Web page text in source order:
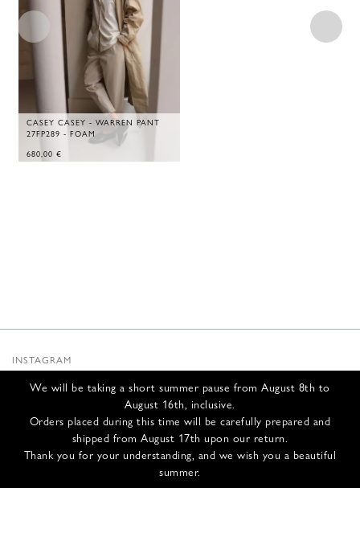
We will be taking a short summer pause from August 8th to
August 16th, inclusive.
Orders placed during this time will be carefully prepared and
shipped from August 17th upon our return.
Thank you for your understanding, and we wish you a beautiful
summer.
CASEY CASEY - WARREN PANT
27FP289 - FOAM
680,00 €
INSTAGRAM
INFOS
NOUS CONTACTER
EXPÉDITION ET RETOURS